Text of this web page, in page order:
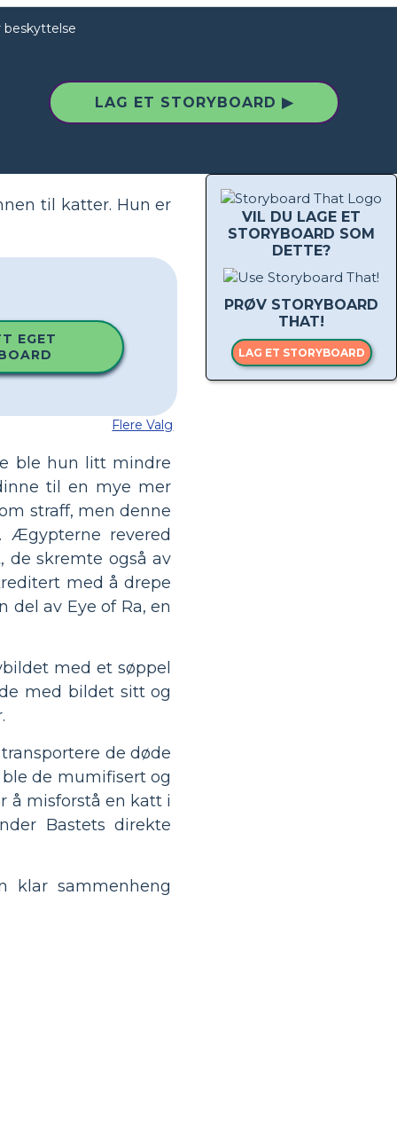
beskyttelse
LAG ET STORYBOARD ▶
VIL DU LAGE ET
STORYBOARD SOM
DETTE?
PRØV STORYBOARD
THAT!
LAG ET STORYBOARD
til katter. Hun er
EGET
Flere Valg
ble hun litt mindre
til en mye mer
straff, men denne
Ægypterne revered
de skremte også av
med å drepe
av Eye of Ra, en
med et søppel
med bildet sitt og
de døde
de mumifisert og
å misforstå en katt i
Bastets direkte
klar sammenheng